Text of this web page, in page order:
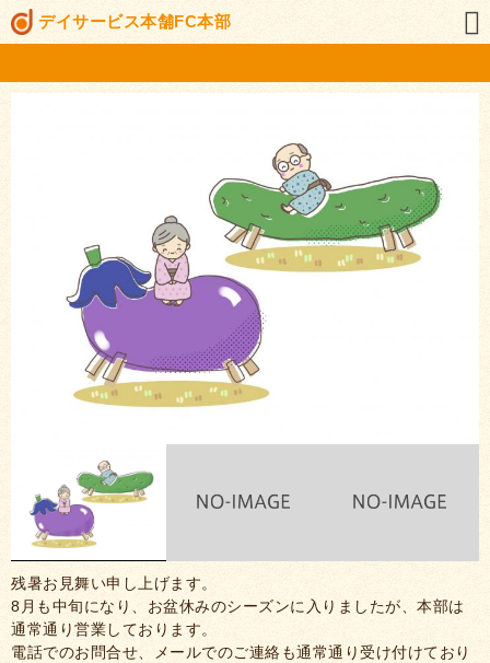
デイサービス本舗FC本部
残暑お見舞い申し上げます。
8月も中旬になり、お盆休みのシーズンに入りましたが、本部は
通常通り営業しております。
電話でのお問合せ、メールでのご連絡も通常通り受け付けており